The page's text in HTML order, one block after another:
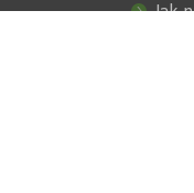
Jak